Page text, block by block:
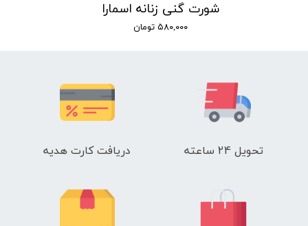
شورت گنی زنانه اسمارا
۵۸۰,۰۰۰ تومان
تحویل 24 ساعته دریافت کارت هدیه